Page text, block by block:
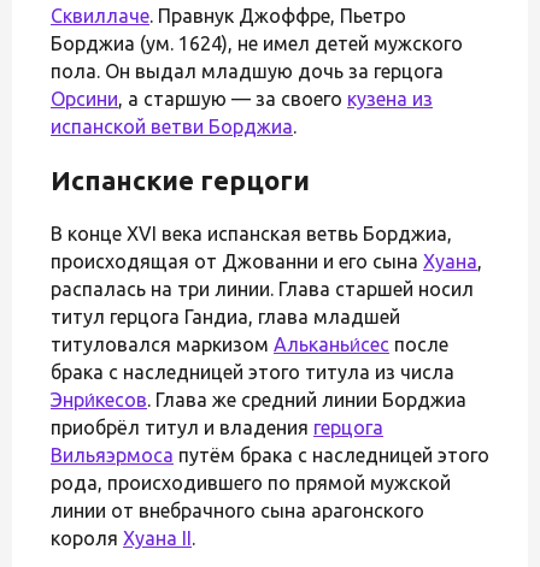
Сквиллаче. Правнук Джоффре, Пьетро
Борджиа (ум. 1624), не имел детей мужского
пола. Он выдал младшую дочь за герцога
Орсини, а старшую — за своего кузена из
испанской ветви Борджиа.
Испанские герцоги
В конце XVI века испанская ветвь Борджиа,
происходящая от Джованни и его сына Хуана,
распалась на три линии. Глава старшей носил
титул герцога Гандиа, глава младшей
титуловался маркизом Альканьи́сес после
брака с наследницей этого титула из числа
Энри́кесов. Глава же средний линии Борджиа
приобрёл титул и владения герцога
Вильяэрмоса путём брака с наследницей этого
рода, происходившего по прямой мужской
линии от внебрачного сына арагонского
короля Хуана II.